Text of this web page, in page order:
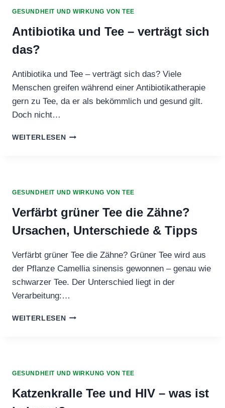
TRINKEN?
GESUNDHEIT UND WIRKUNG VON TEE
Antibiotika und Tee – verträgt sich
das?
Antibiotika und Tee – verträgt sich das? Viele
Menschen greifen während einer Antibiotikatherapie
gern zu Tee, da er als bekömmlich und gesund gilt.
Doch nicht…
WEITERLESENANTIBIOTIKA
GESUNDHEIT UND WIRKUNG VON TEE
Verfärbt grüner Tee die Zähne?
Ursachen, Unterschiede & Tipps
Verfärbt grüner Tee die Zähne? Grüner Tee wird aus
der Pflanze Camellia sinensis gewonnen – genau wie
schwarzer Tee. Der Unterschied liegt in der
Verarbeitung:…
WEITERLESENVERFÄRBT
&
GESUNDHEIT UND WIRKUNG VON TEE
Katzenkralle Tee und HIV – was ist